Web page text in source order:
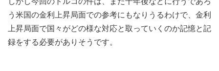
う米国の金利上昇局面での参考にもなりうるわけで、金利
上昇局面で国々がどの様な対応と取っていくのか記憶と記
録をする必要がありそうです。